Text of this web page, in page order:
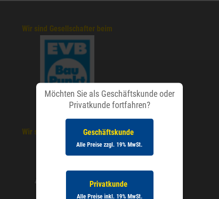
Wir sind Gesellschafter beim
Wir sind Mitglied beim
Möchten Sie als Geschäftskunde oder
Privatkunde fortfahren?
Geschäftskunde
Alle Preise zzgl. 19% MwSt.
Privatkunde
Alle Preise inkl. 19% MwSt.